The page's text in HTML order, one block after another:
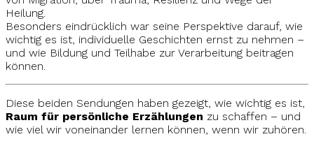
Heilung.
Besonders eindrücklich war seine Perspektive darauf, wie
wichtig es ist, individuelle Geschichten ernst zu nehmen –
und wie Bildung und Teilhabe zur Verarbeitung beitragen
können.
Diese beiden Sendungen haben gezeigt, wie wichtig es ist,
Raum für persönliche Erzählungen zu schaffen – und
wie viel wir voneinander lernen können, wenn wir zuhören.